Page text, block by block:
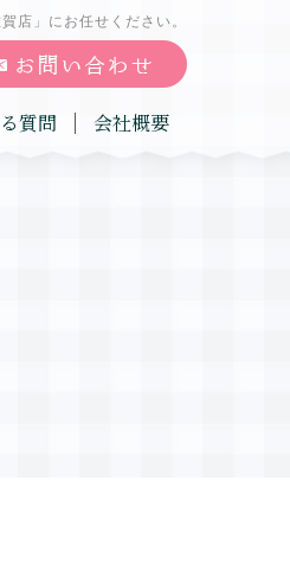
店」にお任せください。
質問 会社概要